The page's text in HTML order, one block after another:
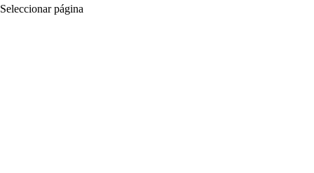
Seleccionar página